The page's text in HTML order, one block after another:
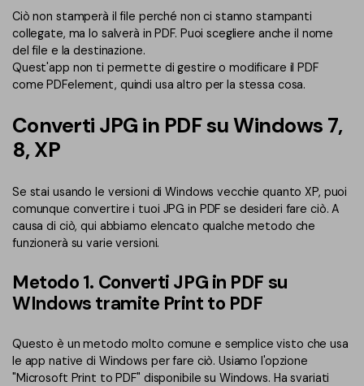
Ciò non stamperà il file perché non ci stanno stampanti
collegate, ma lo salverà in PDF. Puoi scegliere anche il nome
del file e la destinazione.
Quest'app non ti permette di gestire o modificare il PDF
come PDFelement, quindi usa altro per la stessa cosa.
Converti JPG in PDF su Windows 7,
8, XP
Se stai usando le versioni di Windows vecchie quanto XP, puoi
comunque convertire i tuoi JPG in PDF se desideri fare ciò. A
causa di ciò, qui abbiamo elencato qualche metodo che
funzionerà su varie versioni.
Metodo 1. Converti JPG in PDF su
WIndows tramite Print to PDF
Questo è un metodo molto comune e semplice visto che usa
le app native di Windows per fare ciò. Usiamo l'opzione
"Microsoft Print to PDF" disponibile su Windows. Ha svariati